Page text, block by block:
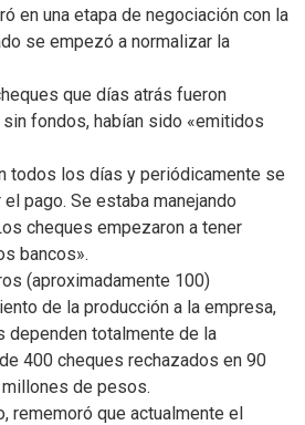
en una etapa de negociación con la
se empezó a normalizar la
que días atrás fueron
fondos, habían sido «emitidos
todos los días y periódicamente se
pago. Se estaba manejando
cheques empezaron a tener
bancos».
(aproximadamente 100)
de la producción a la empresa,
dependen totalmente de la
400 cheques rechazados en 90
de pesos.
rememoró que actualmente el